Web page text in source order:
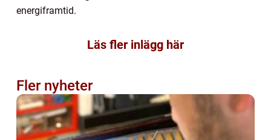
energiframtid.
Läs fler inlägg här
Fler nyheter